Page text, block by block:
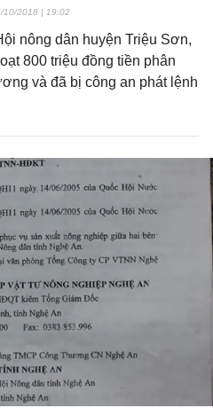
10/2018 | 19:02
nông dân huyện Triệu Sơn,
800 triệu đồng tiền phân
và đã bị công an phát lệnh